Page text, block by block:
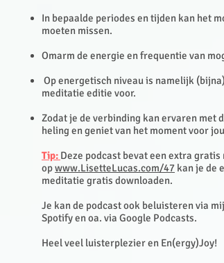
In bepaalde periodes en tijden kan het
moeten missen.
Omarm de energie en frequentie van
Op energetisch niveau is namelijk
meditatie editie voor.
Zodat je de verbinding kan ervaren met
heling en geniet van het moment voor
Tip: Deze podcast bevat een extra
opwww.LisetteLucas.com/47 kan je de
meditatie gratis downloaden. ​
Je kan de podcast ook beluisteren via
Spotify en oa. via Google Podcasts.
Heel veel luisterplezier en En(ergy)Joy!